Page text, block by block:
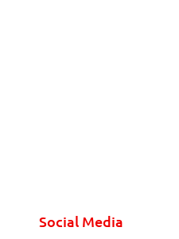
Social Media